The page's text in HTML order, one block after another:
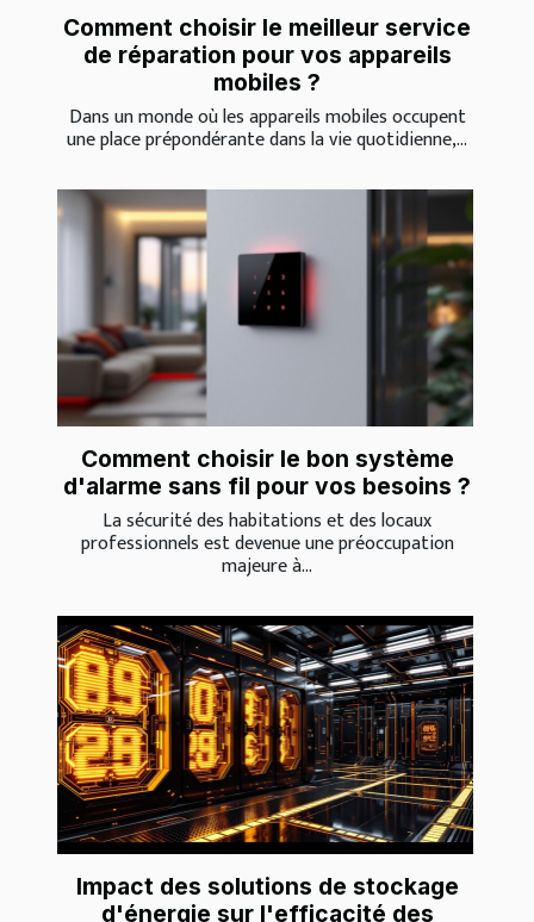
Comment choisir le meilleur service
de réparation pour vos appareils
mobiles ?
Dans un monde où les appareils mobiles occupent
une place prépondérante dans la vie quotidienne,...
Comment choisir le bon système
d'alarme sans fil pour vos besoins ?
La sécurité des habitations et des locaux
professionnels est devenue une préoccupation
majeure à...
Impact des solutions de stockage
d'énergie sur l'efficacité des